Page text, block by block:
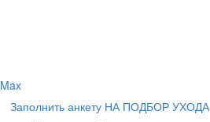
Max
Заполнить анкету НА ПОДБОР УХОДА